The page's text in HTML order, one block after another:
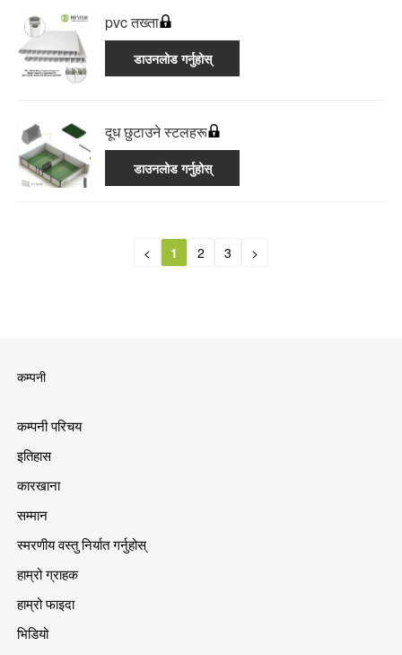
pvc तख्ता
डाउनलोड गर्नुहोस्
दूध छुटाउने स्टलहरू
डाउनलोड गर्नुहोस्
< 1 2 3 >
कम्पनी
कम्पनी परिचय
इतिहास
कारखाना
सम्मान
स्मरणीय वस्तु निर्यात गर्नुहोस्
हाम्रो ग्राहक
हाम्रो फाइदा
भिडियो